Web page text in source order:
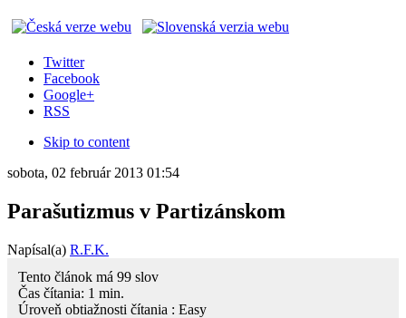
Twitter
Facebook
Google+
RSS
Skip to content
sobota, 02 február 2013 01:54
Parašutizmus v Partizánskom
Napísal(a) R.F.K.
Tento článok má 99 slov
Čas čítania: 1 min.
Úroveň obtiažnosti čítania : Easy